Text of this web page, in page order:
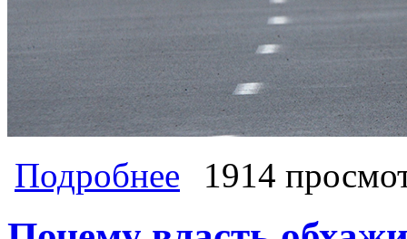
Подробнее о Сергей Обухов - «news-life»: Как
своей русофобии. Панам — по
1914